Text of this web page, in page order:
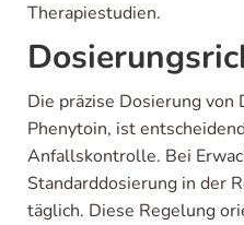
Therapiestudien.
Die präzise Dosierung
Phenytoin, ist
Anfallskontrolle. Bei
Standarddosierung in der
täglich. Diese Regelung